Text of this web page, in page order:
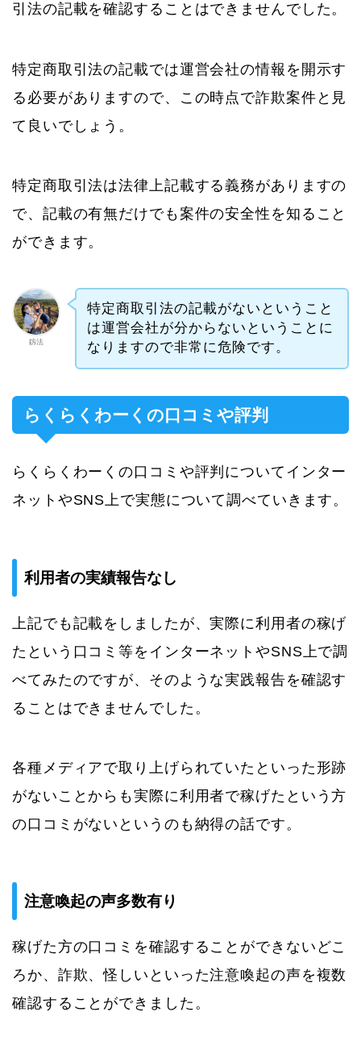
引法の記載を確認することはできませんでした。
特定商取引法の記載では運営会社の情報を開示す
る必要がありますので、この時点で詐欺案件と見
て良いでしょう。
特定商取引法は法律上記載する義務がありますの
で、記載の有無だけでも案件の安全性を知ること
ができます。
釼法
特定商取引法の記載がないということ
は運営会社が分からないということに
なりますので非常に危険です。
らくらくわーくの口コミや評判
らくらくわーくの口コミや評判についてインター
ネットやSNS上で実態について調べていきます。
利用者の実績報告なし
上記でも記載をしましたが、実際に利用者の稼げ
たという口コミ等をインターネットやSNS上で調
べてみたのですが、そのような実践報告を確認す
ることはできませんでした。
各種メディアで取り上げられていたといった形跡
がないことからも実際に利用者で稼げたという方
の口コミがないというのも納得の話です。
注意喚起の声多数有り
稼げた方の口コミを確認することができないどこ
ろか、詐欺、怪しいといった注意喚起の声を複数
確認することができました。